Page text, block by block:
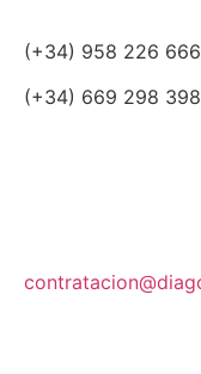
(+34) 958 226 666
(+34) 669 298 398